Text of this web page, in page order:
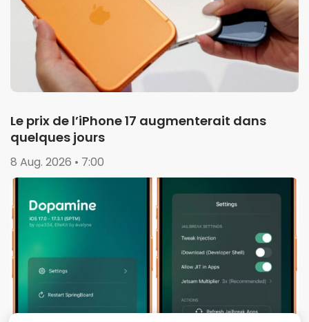
Le prix de l’iPhone 17 augmenterait dans
quelques jours
8 Aug. 2026 • 7:00